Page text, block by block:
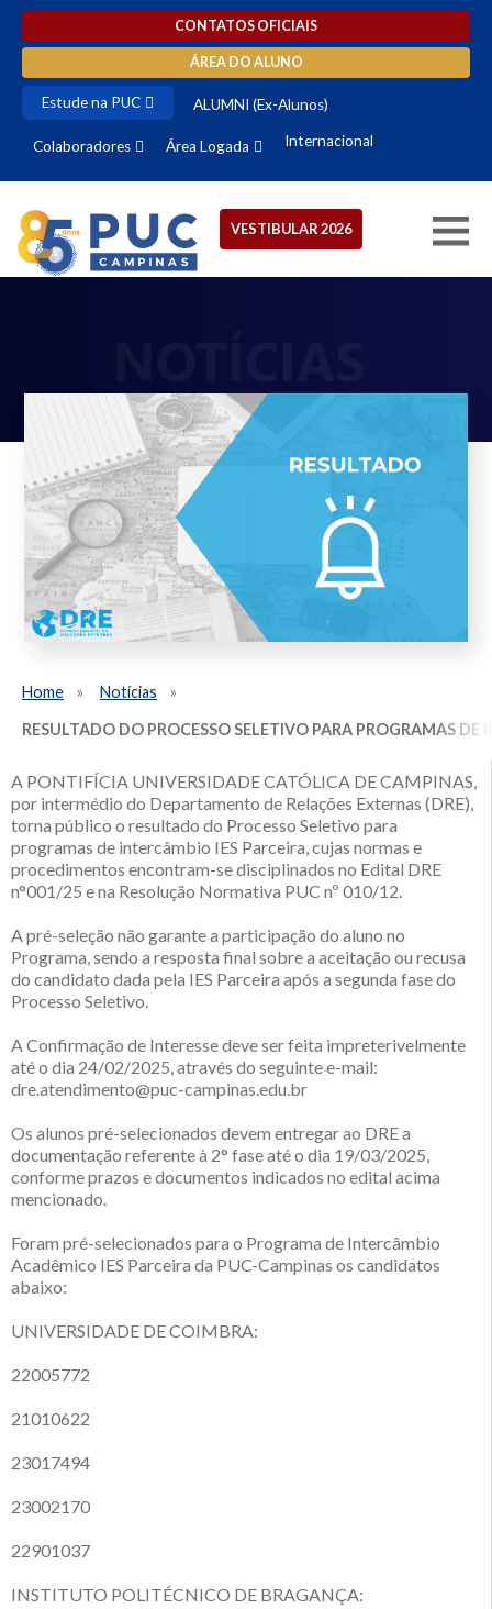
CONTATOS OFICIAIS
ÁREA DO ALUNO
Estude na PUC ALUMNI (Ex-Alunos)
Colaboradores Área Logada Internacional
VESTIBULAR 2026
Home
Notícias
RESULTADO DO PROCESSO SELETIVO PARA PROGRAMAS
A PONTIFÍCIA UNIVERSIDADE CATÓLICA DE CAMPINAS,
por intermédio do Departamento de Relações Externas (DRE),
torna público o resultado do Processo Seletivo para
programas de intercâmbio IES Parceira, cujas normas e
procedimentos encontram-se disciplinados no Edital DRE
n°001/25 e na Resolução Normativa PUC nº 010/12.
A pré-seleção não garante a participação do aluno no
Programa, sendo a resposta final sobre a aceitação ou recusa
do candidato dada pela IES Parceira após a segunda fase do
Processo Seletivo.
A Confirmação de Interesse deve ser feita impreterivelmente
até o dia 24/02/2025, através do seguinte e-mail:
dre.atendimento@puc-campinas.edu.br
Os alunos pré-selecionados devem entregar ao DRE a
documentação referente à 2° fase até o dia 19/03/2025,
conforme prazos e documentos indicados no edital acima
mencionado.
Foram pré-selecionados para o Programa de Intercâmbio
Acadêmico IES Parceira da PUC-Campinas os candidatos
abaixo:
UNIVERSIDADE DE COIMBRA:
22005772
21010622
23017494
23002170
22901037
INSTITUTO POLITÉCNICO DE BRAGANÇA: